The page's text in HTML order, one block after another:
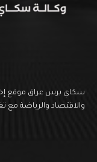
سكاي برس عراق موقع
والاقتصاد والرياضة مع